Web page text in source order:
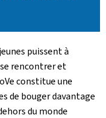
puissent à
rencontrer et
constitue une
de bouger davantage
du monde